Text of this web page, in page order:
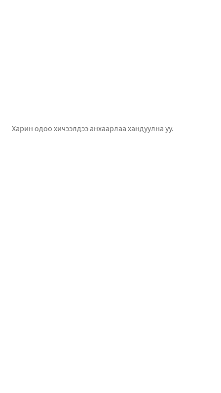
Харин одоо хичээлдээ анхаарлаа хандуулна уу.